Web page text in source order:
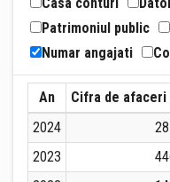
Patrimoniul public
Numar angajati
An Cifra de afaceri
2024
2023